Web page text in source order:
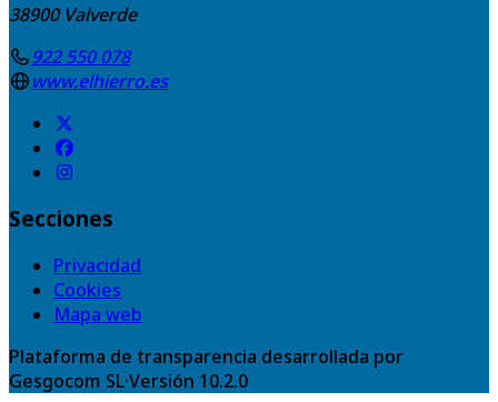
38900 Valverde
922 550 078
www.elhierro.es
Secciones
Privacidad
Cookies
Mapa web
Plataforma de transparencia desarrollada por
Gesgocom SL·Versión 10.2.0